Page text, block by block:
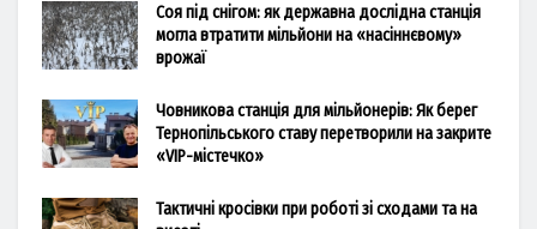
Соя під снігом: як державна дослідна станція
могла втратити мільйони на «насіннєвому»
врожаї
Човникова станція для мільйонерів: Як берег
Тернопільського ставу перетворили на закрите
«VIP-містечко»
Тактичні кросівки при роботі зі сходами та на